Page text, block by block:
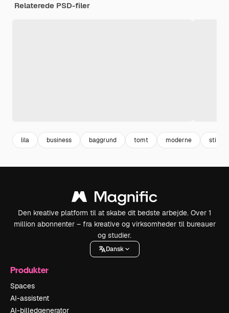
Relaterede PSD-filer
lila business baggrund tomt moderne stil
Den kreative platform til at skabe dit bedste arbejde. Over 1
million abonnenter – fra kreative og virksomheder til bureauer
og studier.
Dansk
Produkter
Spaces
AI-assistent
AI-billedgenerator